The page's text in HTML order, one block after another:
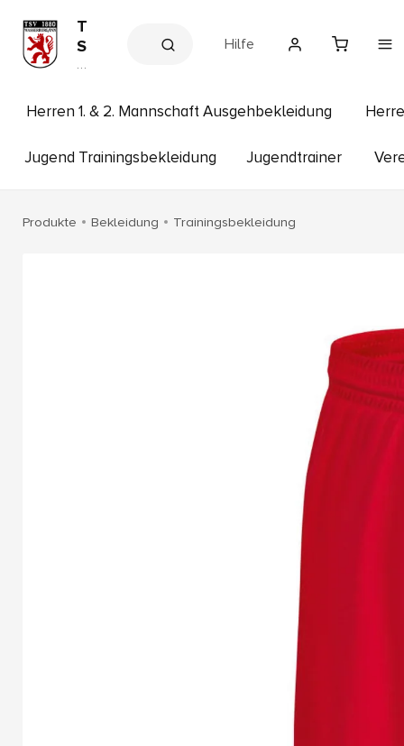
T
S
V
8
W
s
e
s
Hilfe
Herren 1. & 2. Mannschaft Ausgehbekleidung
Jugend Trainingsbekleidung Jugendtrainer
Produkte Bekleidung Trainingsbekleidung